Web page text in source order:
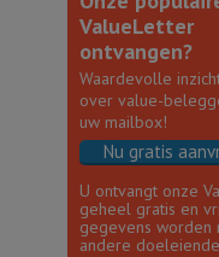
ValueLetter
ontvangen?
Waardevolle
over value-
uw mailbox!
Nu gratis
U ontvangt onze
geheel gratis en
gegevens worden
andere